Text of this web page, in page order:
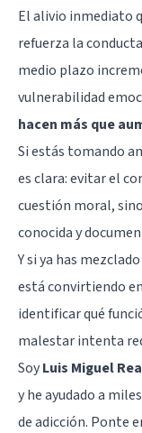
El alivio inmediato
refuerza la
medio plazo
vulnerabilidad
hacen más que
Si estás tomando
es clara: evitar el
cuestión moral,
conocida y
Y si ya has
está convirtiendo
identificar qué
malestar intenta
SoyLuis Miguel
y he ayudado a
de adicción. Ponte